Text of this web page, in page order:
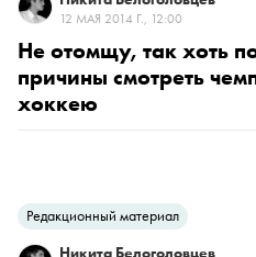
12 МАЯ 2014 Г., 12:00
Не отомщу, так хоть
причины смотреть
хоккею
Редакционный материал
Никита Белоголовцев